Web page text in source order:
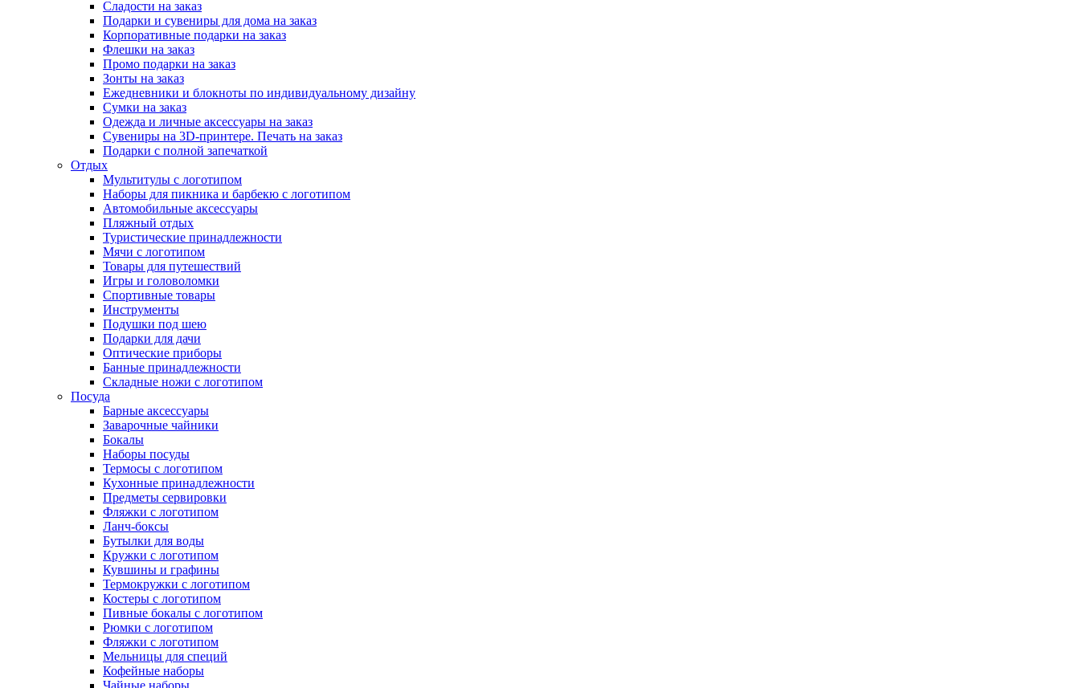
Сладости на заказ
Подарки и сувениры для дома на заказ
Корпоративные подарки на заказ
Флешки на заказ
Промо подарки на заказ
Зонты на заказ
Ежедневники и блокноты по индивидуальному дизайну
Сумки на заказ
Одежда и личные аксессуары на заказ
Сувениры на 3D-принтере. Печать на заказ
Подарки с полной запечаткой
Отдых
Мультитулы с логотипом
Наборы для пикника и барбекю с логотипом
Автомобильные аксессуары
Пляжный отдых
Туристические принадлежности
Мячи с логотипом
Товары для путешествий
Игры и головоломки
Спортивные товары
Инструменты
Подушки под шею
Подарки для дачи
Оптические приборы
Банные принадлежности
Складные ножи с логотипом
Посуда
Барные аксессуары
Заварочные чайники
Бокалы
Наборы посуды
Термосы с логотипом
Кухонные принадлежности
Предметы сервировки
Фляжки с логотипом
Ланч-боксы
Бутылки для воды
Кружки с логотипом
Кувшины и графины
Термокружки с логотипом
Костеры с логотипом
Пивные бокалы с логотипом
Рюмки с логотипом
Фляжки с логотипом
Мельницы для специй
Кофейные наборы
Чайные наборы